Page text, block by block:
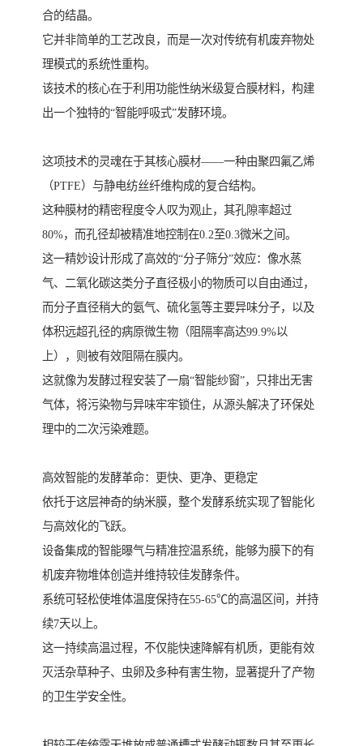
合的结晶。
它并非简单的工艺改良，而是一次对传统有机废弃物处
理模式的系统性重构。
该技术的核心在于利用功能性纳米级复合膜材料，构建
出一个独特的“智能呼吸式”发酵环境。
这项技术的灵魂在于其核心膜材——一种由聚四氟乙烯
（PTFE）与静电纺丝纤维构成的复合结构。
这种膜材的精密程度令人叹为观止，其孔隙率超过
80%，而孔径却被精准地控制在0.2至0.3微米之间。
这一精妙设计形成了高效的“分子筛分”效应：像水蒸
气、二氧化碳这类分子直径极小的物质可以自由通过，
而分子直径稍大的氨气、硫化氢等主要异味分子，以及
体积远超孔径的病原微生物（阻隔率高达99.9%以
上），则被有效阻隔在膜内。
这就像为发酵过程安装了一扇“智能纱窗”，只排出无害
气体，将污染物与异味牢牢锁住，从源头解决了环保处
理中的二次污染难题。
高效智能的发酵革命：更快、更净、更稳定
依托于这层神奇的纳米膜，整个发酵系统实现了智能化
与高效化的飞跃。
设备集成的智能曝气与精准控温系统，能够为膜下的有
机废弃物堆体创造并维持较佳发酵条件。
系统可轻松使堆体温度保持在55-65℃的高温区间，并持
续7天以上。
这一持续高温过程，不仅能快速降解有机质，更能有效
灭活杂草种子、虫卵及多种有害生物，显著提升了产物
的卫生学安全性。